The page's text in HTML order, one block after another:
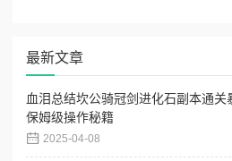
最新文章
血泪总结坎公骑冠剑进化石副本通关
保姆级操作秘籍
2025-04-08